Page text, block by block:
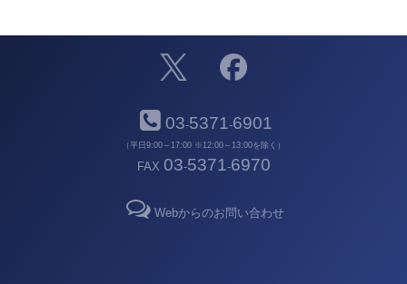
03-5371-6901
（平日9:00～17:00 ※12:00～13:00を除く）
FAX 03-5371-6970
Webからのお問い合わせ